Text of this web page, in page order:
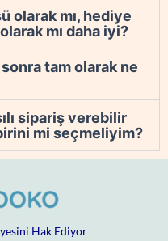
veya fotoğraf
ne olacak?
olarak mı, hediye
mı daha iyi?
tam olarak ne
sipariş verebilir
mi seçmeliyim?